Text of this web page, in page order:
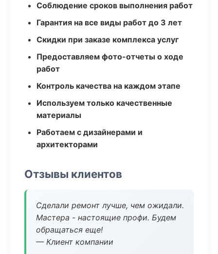
Соблюдение сроков выполнения работ
Гарантия на все виды работ до 3 лет
Скидки при заказе комплекса услуг
Предоставляем фото-отчеты о ходе
работ
Контроль качества на каждом этапе
Используем только качественные
материалы
Работаем с дизайнерами и
архитекторами
Отзывы клиентов
Сделали ремонт лучше, чем ожидали.
Мастера - настоящие профи. Будем
обращаться еще!
— Клиент компании